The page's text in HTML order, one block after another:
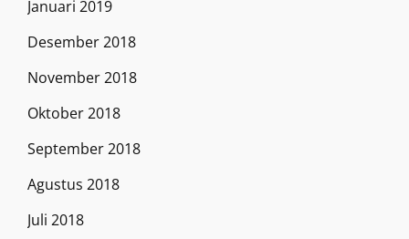
Januari 2019
Desember 2018
November 2018
Oktober 2018
September 2018
Agustus 2018
Juli 2018